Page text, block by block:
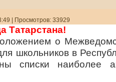
| Просмотров: 33929
Татарстана!
о
школьников в
списки наиболее